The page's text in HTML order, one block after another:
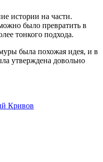
истории на части.
было превратить в
тонкого подхода.
была похожая идея, и в
утверждена довольно
Кривов